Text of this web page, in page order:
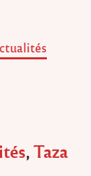
,Taza